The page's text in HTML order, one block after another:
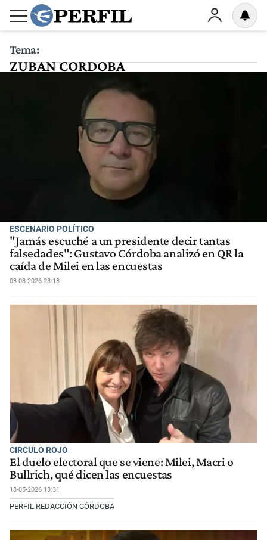
Tema:
ZUBAN CORDOBA
ESCENARIO POLÍTICO
"Jamás escuché a un presidente decir tantas
falsedades": Gustavo Córdoba analizó en QR la
caída de Milei en las encuestas
03-08-2026 23:18
CIRCULO ROJO
El duelo electoral que se viene: Milei, Macri o
Bullrich, qué dicen las encuestas
18-05-2026 13:31
PERFIL REDACCIÓN CÓRDOBA